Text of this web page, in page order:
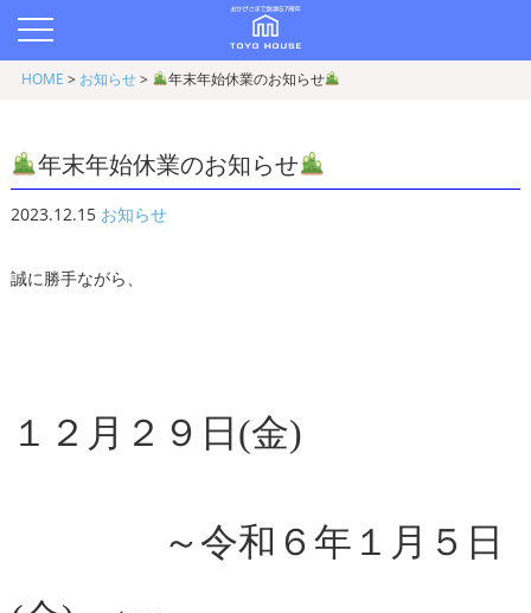
HOME > お知らせ> 年末年始休業のお知らせ
年末年始休業のお知らせ
2023.12.15 お知らせ
誠に勝手ながら、
１２月２９日(金)
～令和６年１月５日